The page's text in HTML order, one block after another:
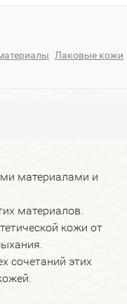
Лаковые кожи
материалами и
материалов.
кожи от
сочетаний этих